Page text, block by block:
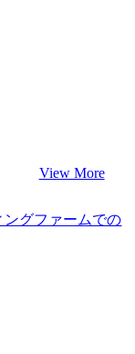
ーロールを担える
ングファームを沢
だいて初めて知る
常に深いことに驚
という印象で非
やっていた業
コンサルティング
に行えていたの
ったです。 一社
業とMyVision経由
分で入社期限の期
は年収1000万
元々やりたかっ
ァームから内定を
していただき、年
View More
グファームでの